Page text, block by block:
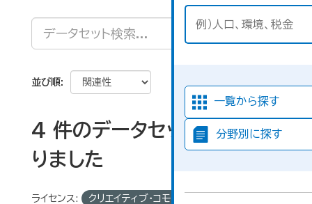
一覧から探す
分野別に探す
並び順
4 件のデータセットが見つか
りました
ライセンス: クリエイティブ・コモンズ 表示